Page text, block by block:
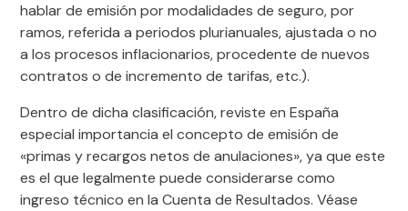
hablar de emisión por modalidades de seguro, por
ramos, referida a periodos plurianuales, ajustada o no
a los procesos inflacionarios, procedente de nuevos
contratos o de incremento de tarifas, etc.).
Dentro de dicha clasificación, reviste en España
especial importancia el concepto de emisión de
«primas y recargos netos de anulaciones», ya que este
es el que legalmente puede considerarse como
ingreso técnico en la Cuenta de Resultados. Véase